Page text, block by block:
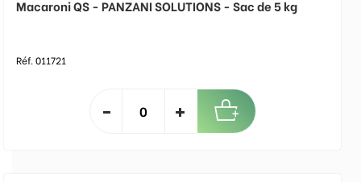
Macaroni QS - PANZANI SOLUTIONS - Sac de 5 kg
Réf. 011721